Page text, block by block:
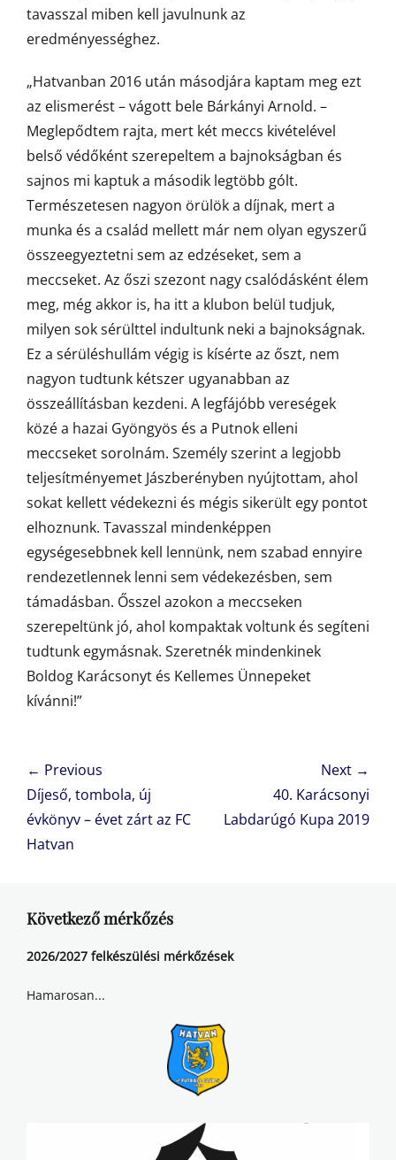
tavasszal miben kell javulnunk az
eredményességhez.
„Hatvanban 2016 után másodjára kaptam meg ezt
az elismerést – vágott bele Bárkányi Arnold. –
Meglepődtem rajta, mert két meccs kivételével
belső védőként szerepeltem a bajnokságban és
sajnos mi kaptuk a második legtöbb gólt.
Természetesen nagyon örülök a díjnak, mert a
munka és a család mellett már nem olyan egyszerű
összeegyeztetni sem az edzéseket, sem a
meccseket. Az őszi szezont nagy csalódásként élem
meg, még akkor is, ha itt a klubon belül tudjuk,
milyen sok sérülttel indultunk neki a bajnokságnak.
Ez a sérüléshullám végig is kísérte az őszt, nem
nagyon tudtunk kétszer ugyanabban az
összeállításban kezdeni. A legfájóbb vereségek
közé a hazai Gyöngyös és a Putnok elleni
meccseket sorolnám. Személy szerint a legjobb
teljesítményemet Jászberényben nyújtottam, ahol
sokat kellett védekezni és mégis sikerült egy pontot
elhoznunk. Tavasszal mindenképpen
egységesebbnek kell lennünk, nem szabad ennyire
rendezetlennek lenni sem védekezésben, sem
támadásban. Ősszel azokon a meccseken
szerepeltünk jó, ahol kompaktak voltunk és segíteni
tudtunk egymásnak. Szeretnék mindenkinek
Boldog Karácsonyt és Kellemes Ünnepeket
kívánni!”
Bejegyzés
navigáció
← Previous
Previous
post:
Díjeső, tombola, új
évkönyv – évet zárt az FC
Hatvan
Next →
post:
40. Karácsonyi
Labdarúgó Kupa 2019
Következő mérkőzés
2026/2027 felkészülési mérkőzések
Hamarosan...